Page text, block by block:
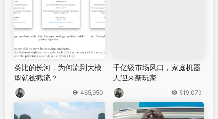
类比的长河，为何流到大模
型就被截流？
465,950
千亿级市场风口，家庭机器
人迎来新玩家
519,070